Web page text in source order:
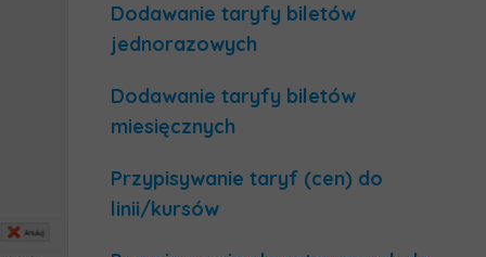
Dodawanie taryfy biletów
jednorazowych
Dodawanie taryfy biletów
miesięcznych
Przypisywanie taryf (cen) do
linii/kursów